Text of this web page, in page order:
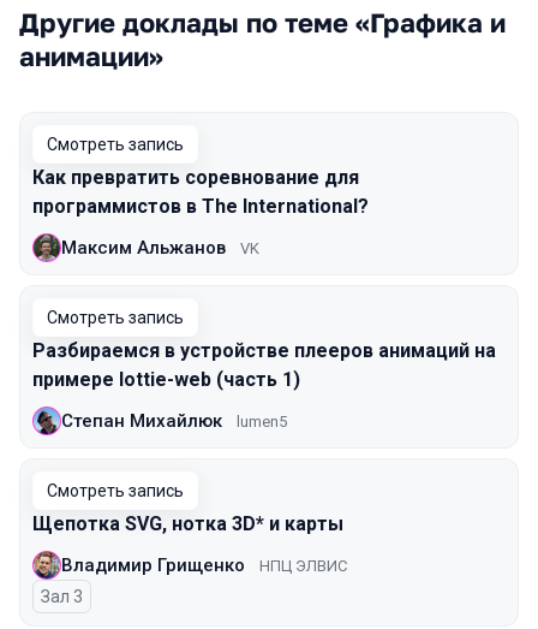
Другие доклады по теме «Графика и
анимации»
Смотреть запись
Как превратить соревнование для
программистов в The International?
Максим Альжанов VK
Смотреть запись
Разбираемся в устройстве плееров анимаций на
примере lottie-web (часть 1)
Степан Михайлюк lumen5
Смотреть запись
Щепотка SVG, нотка 3D* и карты
Владимир Грищенко НПЦ ЭЛВИС
Зал 3